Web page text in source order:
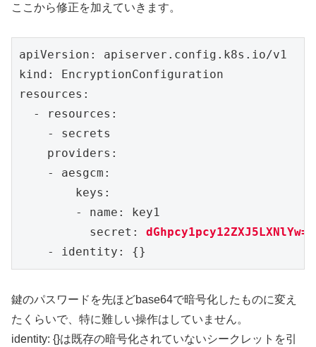
ここから修正を加えていきます。
apiVersion: apiserver.config.k8s.io/v1
kind: EncryptionConfiguration
resources:
  - resources:
    - secrets
    providers:
    - aesgcm:
        keys:
        - name: key1
          secret:
dGhpcy1pcy12ZXJ5LXNlYw==
    - identity: {}
鍵のパスワードを先ほどbase64で暗号化したものに変え
たくらいで、特に難しい操作はしていません。
identity: {}は既存の暗号化されていないシークレットを引